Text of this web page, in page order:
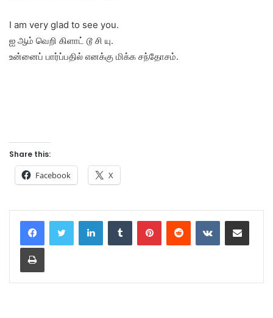
I am very glad to see you.
ஐ ஆம் வெறி கிளாட் டூ சி யு.
உன்னைப் பார்ப்பதில் எனக்கு மிக்க சந்தோசம்.
Share this:
Facebook X
LinkedInTumblr PinterestReddit VKontakteShare via Email
Print